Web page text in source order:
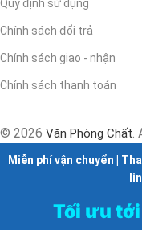
Quy định sử dụng
Chính sách đổi trả
Chính sách giao - nhận
Chính sách thanh toán
© 2026 Văn Phòng Chất.
Miễn phí vận chuyển |
Tối ưu